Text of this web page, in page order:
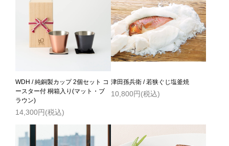
WDH / 純銅製カップ 2個セット コ
ースター付 桐箱入り(マット・ブ
ラウン)
14,300円(税込)
津田孫兵衛 / 若狭ぐじ塩釜焼
10,800円(税込)